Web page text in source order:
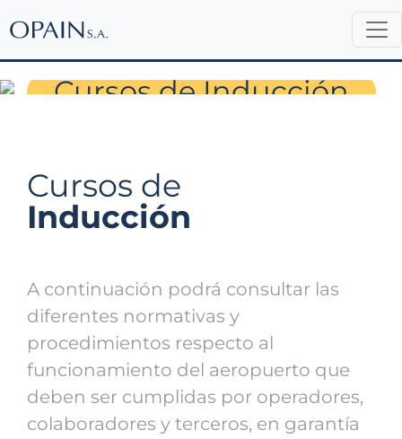
Permisos de Ingreso
Cursos de Inducción
Cursos de
Inducción
A continuación podrá consultar las
diferentes normativas y
procedimientos respecto al
funcionamiento del aeropuerto que
deben ser cumplidas por operadores,
colaboradores y terceros, en garantía